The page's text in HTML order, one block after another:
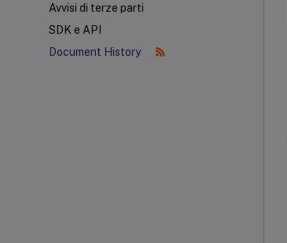
Avvisi di terze parti
SDK e API
Document History